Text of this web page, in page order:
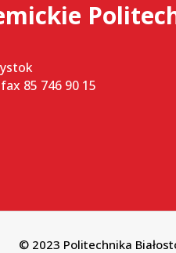
85 746 90 15
Politechnika